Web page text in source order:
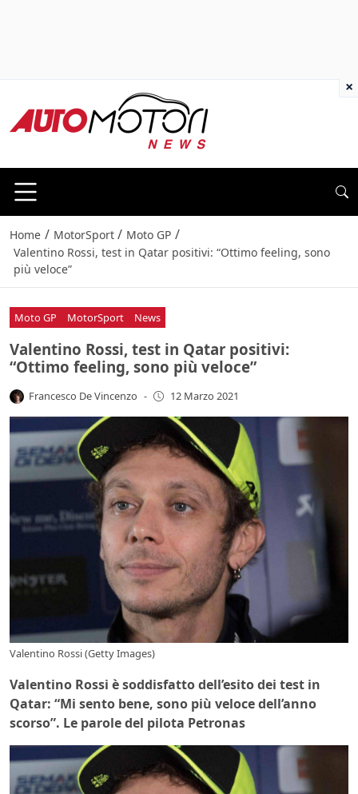
Home / MotorSport / Moto GP /
Valentino Rossi, test in Qatar positivi: “Ottimo feeling, sono
più veloce”
Moto GP MotorSport News
Valentino Rossi, test in Qatar positivi:
“Ottimo feeling, sono più veloce”
Francesco De Vincenzo - 12 Marzo 2021
Valentino Rossi (Getty Images)
Valentino Rossi è soddisfatto dell’esito dei test in
Qatar: “Mi sento bene, sono più veloce dell’anno
scorso”. Le parole del pilota Petronas
×